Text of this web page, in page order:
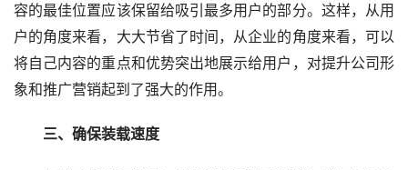
容的最佳位置应该保留给吸引最多用户的部分。这样，从用
户的角度来看，大大节省了时间，从企业的角度来看，可以
将自己内容的重点和优势突出地展示给用户，对提升公司形
象和推广营销起到了强大的作用。
三、确保装载速度